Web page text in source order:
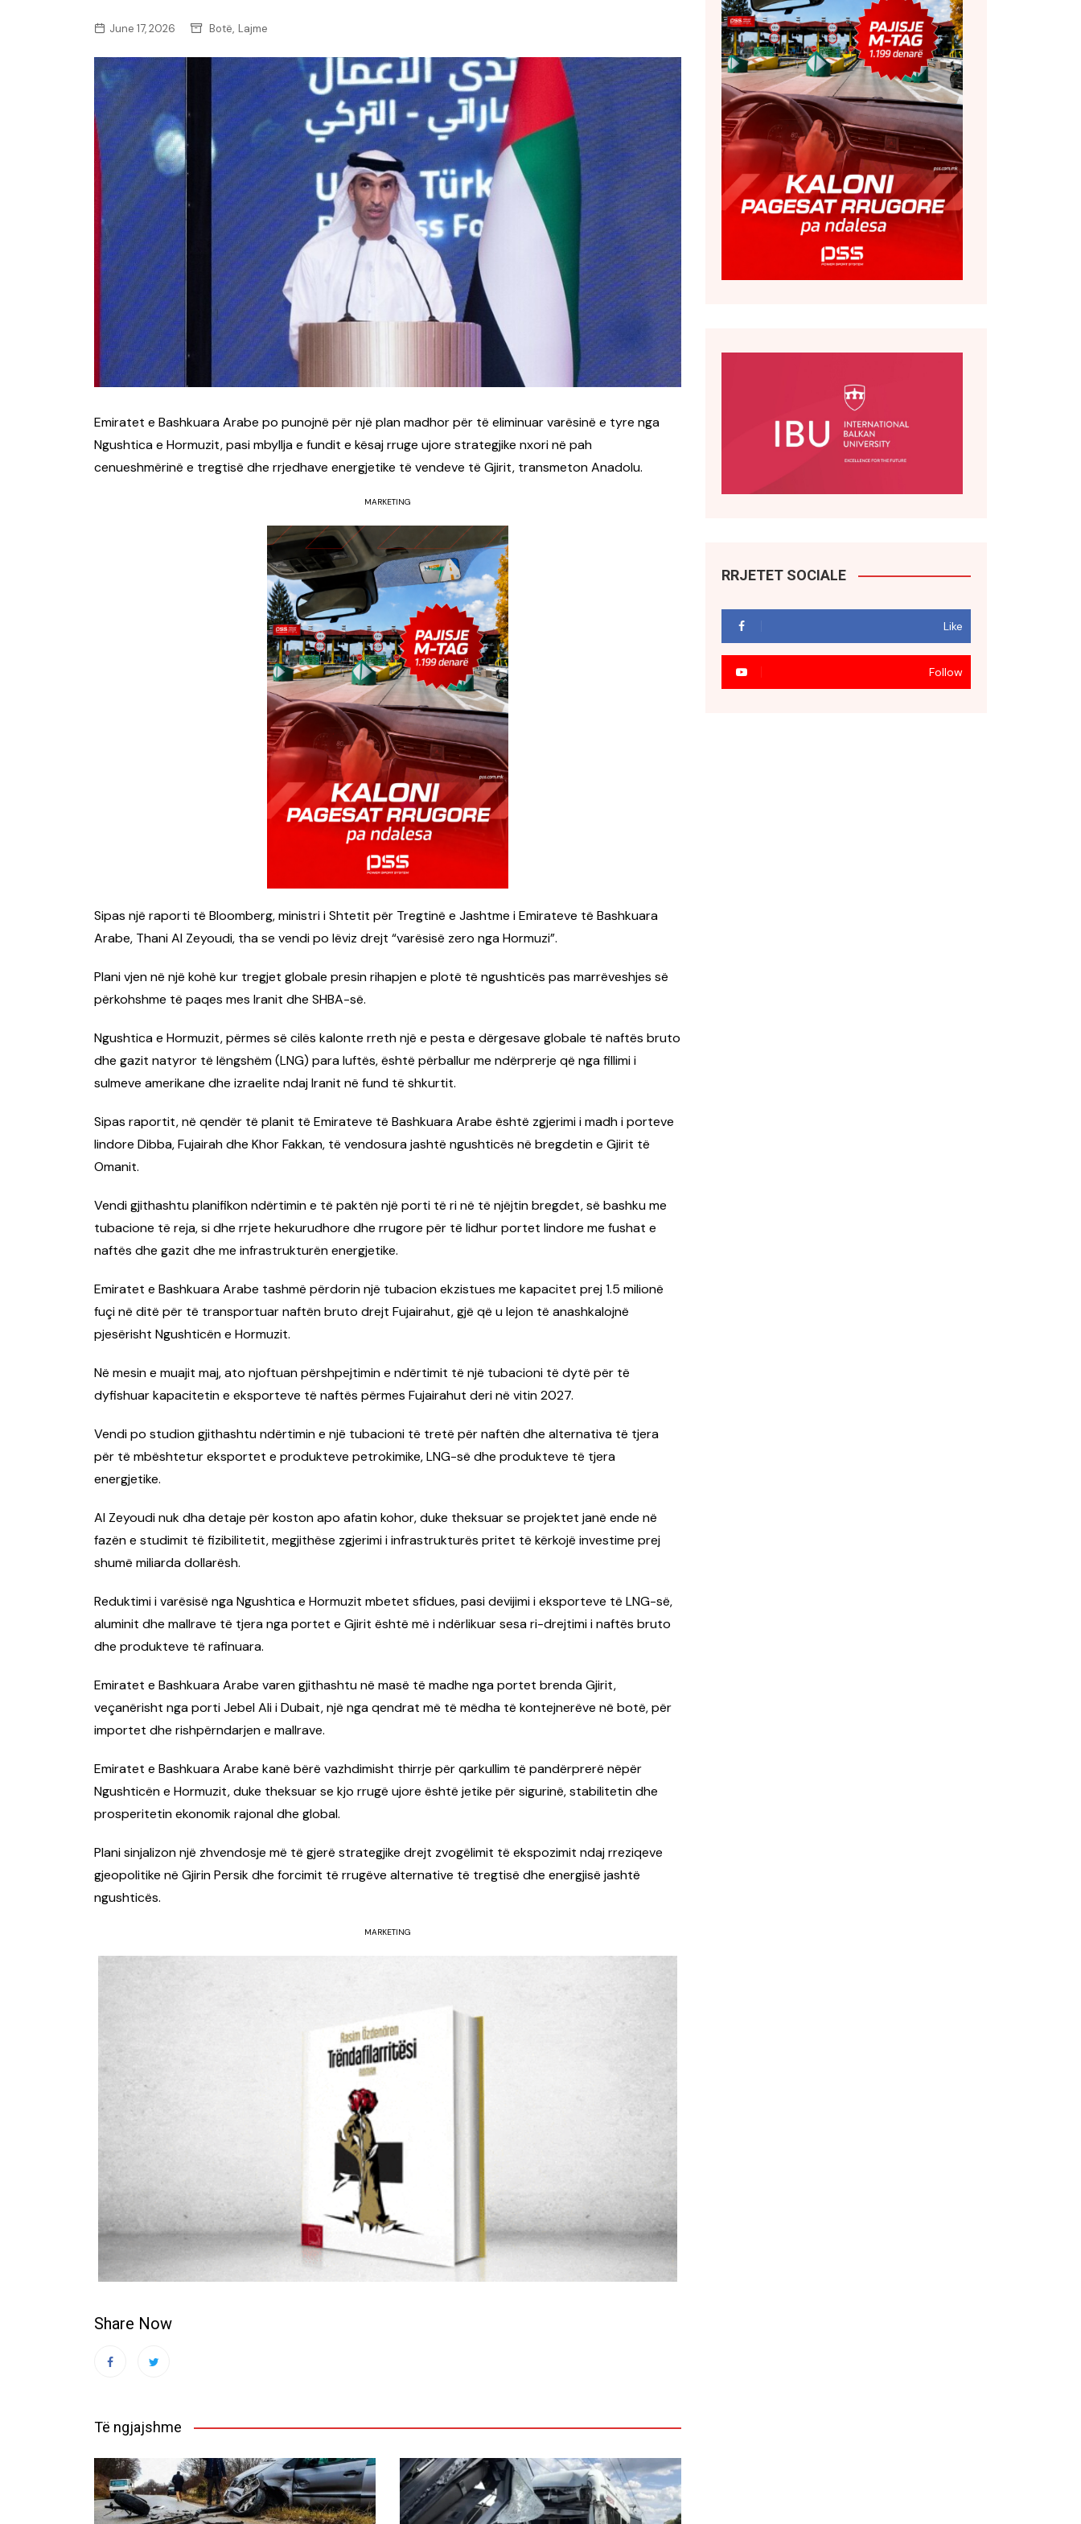
INTERVISTA EMISION
KONAKU
KU E KISHIM FJALEN
LIGJERATE FETARE
PARADITE ME NE
PIKËPAMJE
RECETA E DITES
RELAKS
RETRO JAVORE
June 17, 2026 Botë, Lajme
Emiratet e Bashkuara Arabe po punojnë për një plan madhor për të eliminuar varësinë e tyre nga
Ngushtica e Hormuzit, pasi mbyllja e fundit e kësaj rruge ujore strategjike nxori në pah
cenueshmërinë e tregtisë dhe rrjedhave energjetike të vendeve të Gjirit, transmeton Anadolu.
MARKETING
Sipas një raporti të Bloomberg, ministri i Shtetit për Tregtinë e Jashtme i Emirateve të Bashkuara
Arabe, Thani Al Zeyoudi, tha se vendi po lëviz drejt “varësisë zero nga Hormuzi”.
Plani vjen në një kohë kur tregjet globale presin rihapjen e plotë të ngushticës pas marrëveshjes së
përkohshme të paqes mes Iranit dhe SHBA-së.
Ngushtica e Hormuzit, përmes së cilës kalonte rreth një e pesta e dërgesave globale të naftës bruto
dhe gazit natyror të lëngshëm (LNG) para luftës, është përballur me ndërprerje që nga fillimi i
sulmeve amerikane dhe izraelite ndaj Iranit në fund të shkurtit.
Sipas raportit, në qendër të planit të Emirateve të Bashkuara Arabe është zgjerimi i madh i porteve
lindore Dibba, Fujairah dhe Khor Fakkan, të vendosura jashtë ngushticës në bregdetin e Gjirit të
Omanit.
Vendi gjithashtu planifikon ndërtimin e të paktën një porti të ri në të njëjtin bregdet, së bashku me
tubacione të reja, si dhe rrjete hekurudhore dhe rrugore për të lidhur portet lindore me fushat e
naftës dhe gazit dhe me infrastrukturën energjetike.
Emiratet e Bashkuara Arabe tashmë përdorin një tubacion ekzistues me kapacitet prej 1.5 milionë
fuçi në ditë për të transportuar naftën bruto drejt Fujairahut, gjë që u lejon të anashkalojnë
pjesërisht Ngushticën e Hormuzit.
Në mesin e muajit maj, ato njoftuan përshpejtimin e ndërtimit të një tubacioni të dytë për të
dyfishuar kapacitetin e eksporteve të naftës përmes Fujairahut deri në vitin 2027.
Vendi po studion gjithashtu ndërtimin e një tubacioni të tretë për naftën dhe alternativa të tjera
për të mbështetur eksportet e produkteve petrokimike, LNG-së dhe produkteve të tjera
energjetike.
Al Zeyoudi nuk dha detaje për koston apo afatin kohor, duke theksuar se projektet janë ende në
fazën e studimit të fizibilitetit, megjithëse zgjerimi i infrastrukturës pritet të kërkojë investime prej
shumë miliarda dollarësh.
Reduktimi i varësisë nga Ngushtica e Hormuzit mbetet sfidues, pasi devijimi i eksporteve të LNG-së,
aluminit dhe mallrave të tjera nga portet e Gjirit është më i ndërlikuar sesa ri-drejtimi i naftës bruto
dhe produkteve të rafinuara.
Emiratet e Bashkuara Arabe varen gjithashtu në masë të madhe nga portet brenda Gjirit,
veçanërisht nga porti Jebel Ali i Dubait, një nga qendrat më të mëdha të kontejnerëve në botë, për
importet dhe rishpërndarjen e mallrave.
Emiratet e Bashkuara Arabe kanë bërë vazhdimisht thirrje për qarkullim të pandërprerë nëpër
Ngushticën e Hormuzit, duke theksuar se kjo rrugë ujore është jetike për sigurinë, stabilitetin dhe
prosperitetin ekonomik rajonal dhe global.
Plani sinjalizon një zhvendosje më të gjerë strategjike drejt zvogëlimit të ekspozimit ndaj rreziqeve
gjeopolitike në Gjirin Persik dhe forcimit të rrugëve alternative të tregtisë dhe energjisë jashtë
ngushticës.
MARKETING
Share Now
Të ngjajshme
RRJETET SOCIALE
Like
Follow